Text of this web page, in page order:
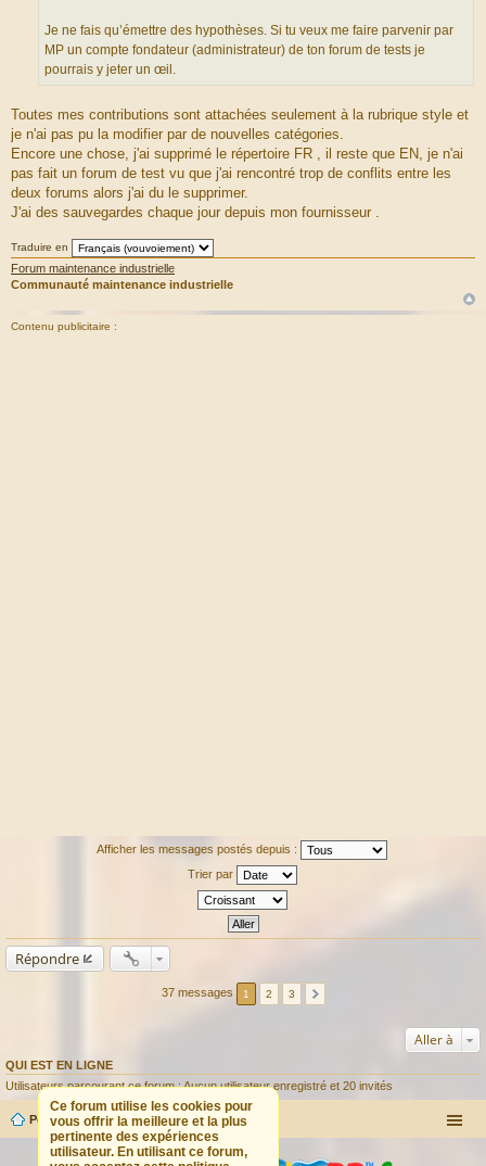
e
s
s
e
Je ne fais qu’émettre des hypothèses. Si tu veux me faire parvenir par
MP un compte fondateur (administrateur) de ton forum de tests je
pourrais y jeter un œil.
Toutes mes contributions sont attachées seulement à la rubrique style et
je n'ai pas pu la modifier par de nouvelles catégories.
Encore une chose, j'ai supprimé le répertoire FR , il reste que EN, je n'ai
pas fait un forum de test vu que j'ai rencontré trop de conflits entre les
deux forums alors j'ai du le supprimer.
J'ai des sauvegardes chaque jour depuis mon fournisseur .
Traduire en
Forum maintenance industrielle
Communauté maintenance industrielle
Contenu publicitaire :
Afficher les messages postés depuis :
Trier par
Répondre
37 messages 1 2 3
Aller à
QUI EST EN LIGNE
Utilisateurs parcourant ce forum : Aucun utilisateur enregistré et 20 invités
Ce forum utilise les cookies pour
vous offrir la meilleure et la plus
pertinente des expériences
utilisateur. En utilisant ce forum,
Portail Forum